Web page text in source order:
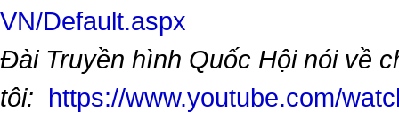
VN/Default.aspx
Đài Truyền hình Quốc Hội nói về
tôi: https://www.youtube.com/